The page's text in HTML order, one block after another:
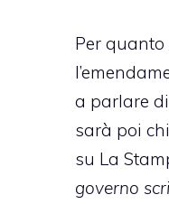
Per
a parlare di
sarà poi
su La
governo